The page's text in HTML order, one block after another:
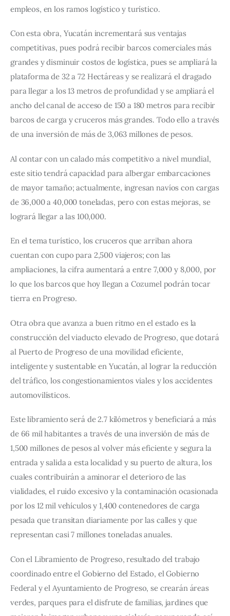
empleos, en los ramos logístico y turístico.
Con esta obra, Yucatán incrementará sus ventajas
competitivas, pues podrá recibir barcos comerciales más
grandes y disminuir costos de logística, pues se ampliará la
plataforma de 32 a 72 Hectáreas y se realizará el dragado
para llegar a los 13 metros de profundidad y se ampliará el
ancho del canal de acceso de 150 a 180 metros para recibir
barcos de carga y cruceros más grandes. Todo ello a través
de una inversión de más de 3,063 millones de pesos.
Al contar con un calado más competitivo a nivel mundial,
este sitio tendrá capacidad para albergar embarcaciones
de mayor tamaño; actualmente, ingresan navíos con cargas
de 36,000 a 40,000 toneladas, pero con estas mejoras, se
logrará llegar a las 100,000.
En el tema turístico, los cruceros que arriban ahora
cuentan con cupo para 2,500 viajeros; con las
ampliaciones, la cifra aumentará a entre 7,000 y 8,000, por
lo que los barcos que hoy llegan a Cozumel podrán tocar
tierra en Progreso.
Otra obra que avanza a buen ritmo en el estado es la
construcción del viaducto elevado de Progreso, que dotará
al Puerto de Progreso de una movilidad eficiente,
inteligente y sustentable en Yucatán, al lograr la reducción
del tráfico, los congestionamientos viales y los accidentes
automovilísticos.
Este libramiento será de 2.7 kilómetros y beneficiará a más
de 66 mil habitantes a través de una inversión de más de
1,500 millones de pesos al volver más eficiente y segura la
entrada y salida a esta localidad y su puerto de altura, los
cuales contribuirán a aminorar el deterioro de las
vialidades, el ruido excesivo y la contaminación ocasionada
por los 12 mil vehículos y 1,400 contenedores de carga
pesada que transitan diariamente por las calles y que
representan casi 7 millones toneladas anuales.
Con el Libramiento de Progreso, resultado del trabajo
coordinado entre el Gobierno del Estado, el Gobierno
Federal y el Ayuntamiento de Progreso, se crearán áreas
verdes, parques para el disfrute de familias, jardines que